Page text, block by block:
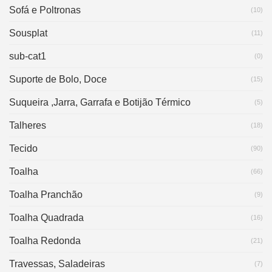
Sofá e Poltronas (10)
Sousplat (11)
sub-cat1 (0)
Suporte de Bolo, Doce (15)
Suqueira ,Jarra, Garrafa e Botijão Térmico (5)
Talheres (18)
Tecido (90)
Toalha (66)
Toalha Pranchão (9)
Toalha Quadrada (16)
Toalha Redonda (21)
Travessas, Saladeiras (7)